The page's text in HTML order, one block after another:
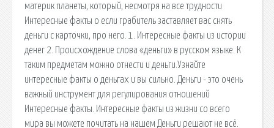
материк планеты, который, несмотря на все трудности
Интересные факты о если грабитель заставляет вас снять
деньги с карточки, про него. 1. Интересные факты из истории
денег 2. Происхождение слова «деньги» в русском языке. К
таким предметам можно отнести и деньги.Узнайте
интересные факты о деньгах и вы сильно. Деньги - это очень
важный инструмент для регулирования отношений
Интересные факты. Интересные факты из жизни со всего
мира вы можете почитать на нашем Деньги решают не всё.